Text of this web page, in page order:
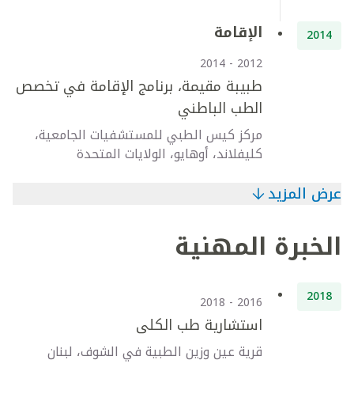
2014 الإقامة
2012 - 2014
طبيبة مقيمة، برنامج الإقامة في تخصص
الطب الباطني
مركز كيس الطبي للمستشفيات الجامعية،
كليفلاند، أوهايو، الولايات المتحدة
عرض المزيد
الخبرة المهنية
2018
2016 - 2018
استشارية طب الكلى
قرية عين وزين الطبية في الشوف، لبنان